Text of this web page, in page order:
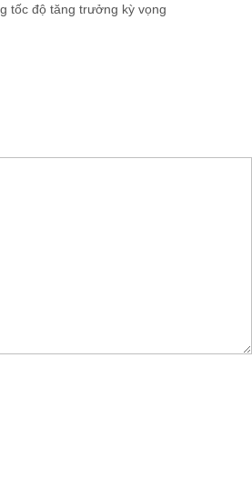
tốc độ tăng trưởng kỳ vọng